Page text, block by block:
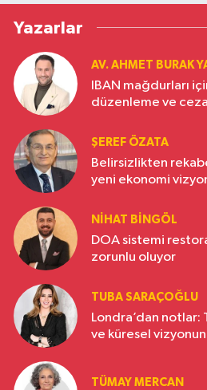
Yazarlar
AV. AHMET BURAK
IBAN mağdurları
düzenleme ve
ŞEREF ÖZATA
Belirsizlikten
yeni ekonomi
NIHAT BINGÖL
DOA sistemi
zorunlu oluyor
TUBA SARAÇOĞLU
Londra’dan
ve küresel
TÜMAY MERCAN